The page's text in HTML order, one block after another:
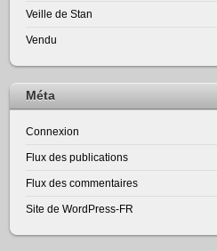
Veille de Stan
Vendu
Méta
Connexion
Flux des publications
Flux des commentaires
Site de WordPress-FR